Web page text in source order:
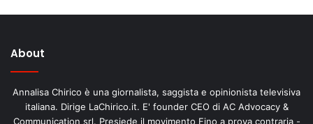
About
Annalisa Chirico è una giornalista, saggista e opinionista televisiva
italiana. Dirige LaChirico.it. E' founder CEO di AC Advocacy &
Communication srl. Presiede il movimento Fino a prova contraria -